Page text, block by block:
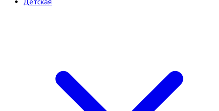
Детская